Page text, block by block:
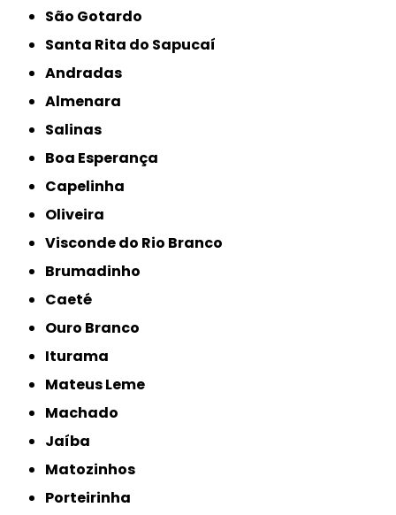
São Gotardo
Santa Rita do Sapucaí
Andradas
Almenara
Salinas
Boa Esperança
Capelinha
Oliveira
Visconde do Rio Branco
Brumadinho
Caeté
Ouro Branco
Iturama
Mateus Leme
Machado
Jaíba
Matozinhos
Porteirinha